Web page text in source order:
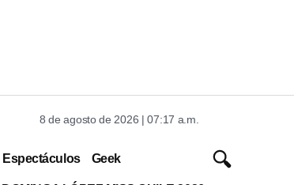
8 de agosto de 2026 | 07:17 a.m.
Espectáculos Geek